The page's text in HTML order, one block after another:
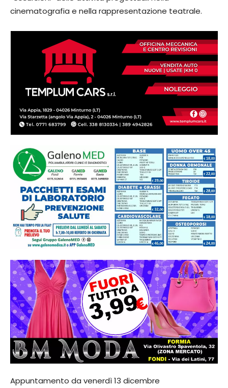
cinematografia e nella rappresentazione teatrale.
Appuntamento da venerdì 13 dicembre